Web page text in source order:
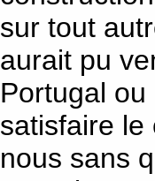
sur tout
aurait pu
Portugal
satisfaire le
nous sans